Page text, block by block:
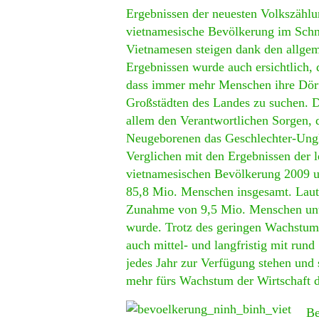
Ergebnissen der neuesten
vietnamesische Bevölkerung im
Vietnamesen steigen dank den
Ergebnissen wurde auch ersichtlich,
dass immer mehr Menschen ihre
Großstädten des Landes zu suchen.
allem den Verantwortlichen Sorgen,
Neugeborenen das Geschlechter-
Verglichen mit den Ergebnissen der
vietnamesischen Bevölkerung
85,8 Mio. Menschen insgesamt.
Zunahme von 9,5 Mio. Menschen
wurde. Trotz des geringen
auch mittel- und langfristig mit
jedes Jahr zur Verfügung stehen
mehr fürs Wachstum der Wirtschaft